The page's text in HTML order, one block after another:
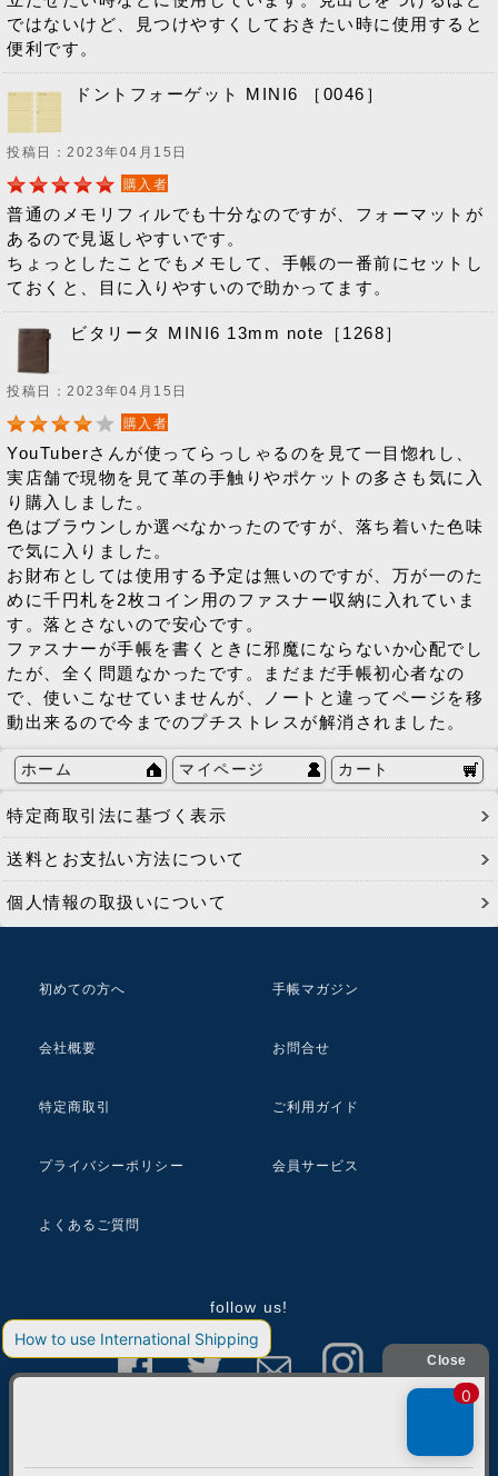
ではないけど、見つけやすくしておきたい時に使用すると
便利です。
ドントフォーゲット MINI6 ［0046］
投稿日：2023年04月15日
購入者
普通のメモリフィルでも十分なのですが、フォーマットが
あるので見返しやすいです。
ちょっとしたことでもメモして、手帳の一番前にセットし
ておくと、目に入りやすいので助かってます。
ビタリータ MINI6 13mm note［1268］
投稿日：2023年04月15日
購入者
YouTuberさんが使ってらっしゃるのを見て一目惚れし、
実店舗で現物を見て革の手触りやポケットの多さも気に入
り購入しました。
色はブラウンしか選べなかったのですが、落ち着いた色味
で気に入りました。
お財布としては使用する予定は無いのですが、万が一のた
めに千円札を2枚コイン用のファスナー収納に入れていま
す。落とさないので安心です。
ファスナーが手帳を書くときに邪魔にならないか心配でし
たが、全く問題なかったです。まだまだ手帳初心者なの
で、使いこなせていませんが、ノートと違ってページを移
動出来るので今までのプチストレスが解消されました。
ホーム マイページ カート
特定商取引法に基づく表示
送料とお支払い方法について
個人情報の取扱いについて
初めての方へ 手帳マガジン
会社概要 お問合せ
特定商取引 ご利用ガイド
プライバシーポリシー 会員サービス
よくあるご質問
follow us!